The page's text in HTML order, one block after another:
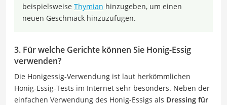
beispielsweise Thymian hinzugeben, um einen
neuen Geschmack hinzuzufügen.
3. Für welche Gerichte können Sie Honig-Essig
verwenden?
Die Honigessig-Verwendung ist laut herkömmlichen
Honig-Essig-Tests im Internet sehr besonders. Neben der
einfachen Verwendung des Honig-Essigs als Dressing für